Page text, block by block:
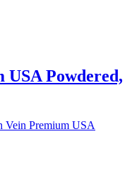
USA Powdered,
Vein Premium USA